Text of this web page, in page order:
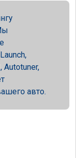
Autotuner,
авто.